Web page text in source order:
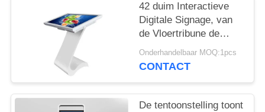
42 duim Interactieve
Digitale Signage, van
de Vloertribune de
Kiosk Van
verschillende media
Onderhandelbaar MOQ:1pcs
CONTACT
De tentoonstelling toont